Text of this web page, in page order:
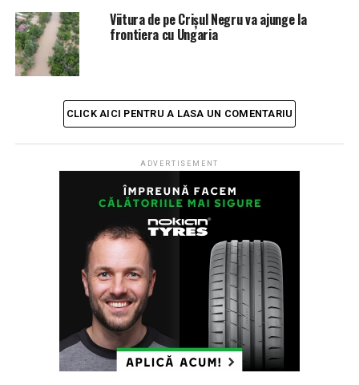
Viitura de pe Crișul Negru va ajunge la
frontiera cu Ungaria
CLICK AICI PENTRU A LASA UN COMENTARIU
ADVERTISEMENT